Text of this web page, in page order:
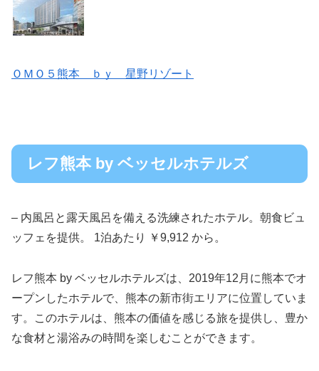
ＯＭＯ５熊本 ｂｙ 星野リゾート
レフ熊本 by ベッセルホテルズ
– 内風呂と露天風呂を備える洗練されたホテル。朝食ビュ
ッフェを提供。 1泊あたり ￥9,912 から。
レフ熊本 by ベッセルホテルズは、2019年12月に熊本でオ
ープンしたホテルで、熊本の新市街エリアに位置していま
す。このホテルは、熊本の価値を感じる旅を提供し、豊か
な食材と湯浴みの時間を楽しむことができます。